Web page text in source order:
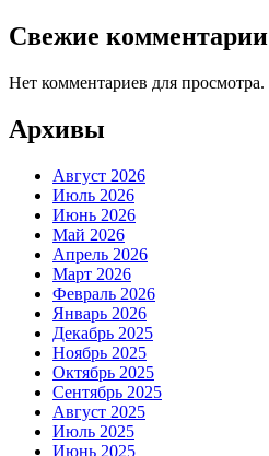
Свежие комментарии
Нет комментариев для просмотра.
Архивы
Август 2026
Июль 2026
Июнь 2026
Май 2026
Апрель 2026
Март 2026
Февраль 2026
Январь 2026
Декабрь 2025
Ноябрь 2025
Октябрь 2025
Сентябрь 2025
Август 2025
Июль 2025
Июнь 2025